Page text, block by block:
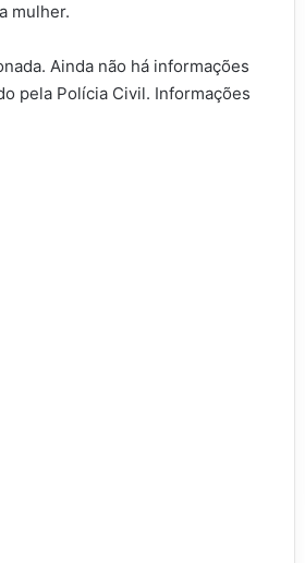
mulher.
Ainda não há informações
pela Polícia Civil. Informações